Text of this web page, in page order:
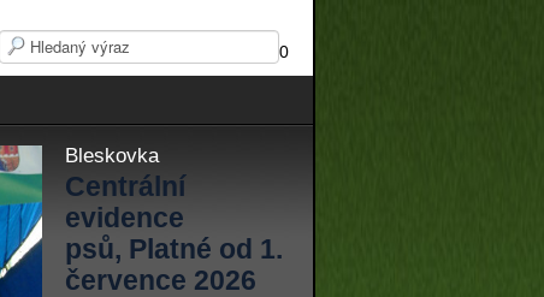
0
Bleskovka
Centrální
evidence
psů, Platné od 1.
července 2026